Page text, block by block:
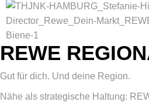
REWE
Gut für dich. Und deine Region.
Nähe als strategische Haltung: